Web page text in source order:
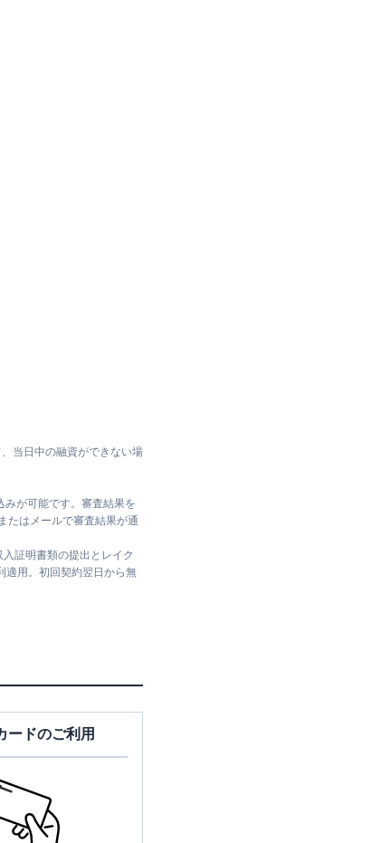
当日中の融資ができない場
が可能です。審査結果を
たはメールで審査結果が通
証明書類の提出とレイク
適用。初回契約翌日から無
ードのご利用